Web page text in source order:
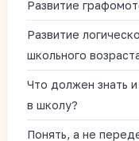
Развитие
Развитие
школьного
Что должен знать
в школу?
Понять, а не